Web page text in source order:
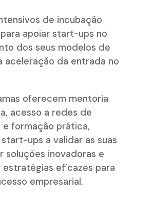
de incubação
apoiar start-ups no
dos seus modelos de
aceleração da entrada no
oferecem mentoria
acesso a redes de
formação prática,
ups a validar as suas
soluções inovadoras e
eficazes para
empresarial.